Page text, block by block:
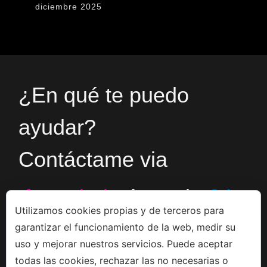
diciembre 2025
¿En qué te puedo
ayudar?
Contáctame via
formularioó en el+34
666533308
Utilizamos cookies propias y de terceros para
garantizar el funcionamiento de la web, medir su
uso y mejorar nuestros servicios. Puede aceptar
todas las cookies, rechazar las no necesarias o